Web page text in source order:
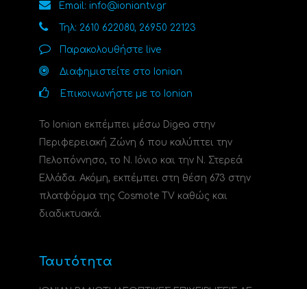
Email: info@ioniantv.gr
Τηλ: 2610 622080, 26950 22123
Παρακολουθήστε live
Διαφημιστείτε στο Ionian
Επικοινωνήστε με το Ionian
Το Ionian εκπέμπει μέσω Digea στην
Περιφερειακή Ζώνη 6 που καλύπτει την
Πελοπόννησο, το N. Ιόνιο και την Ν. Στερεά
Ελλάδα. Ακόμη, εκπέμπει στη θέση 673 στην
πλατφόρμα της Cosmote TV καθώς και
διαδικτυακά.
Ταυτότητα